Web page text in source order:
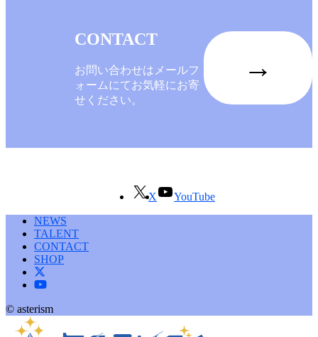
CONTACT
お問い合わせはメールフ
ォームにてお気軽にお寄
せください。
→
X
YouTube
NEWS
TALENT
CONTACT
SHOP
© asterism